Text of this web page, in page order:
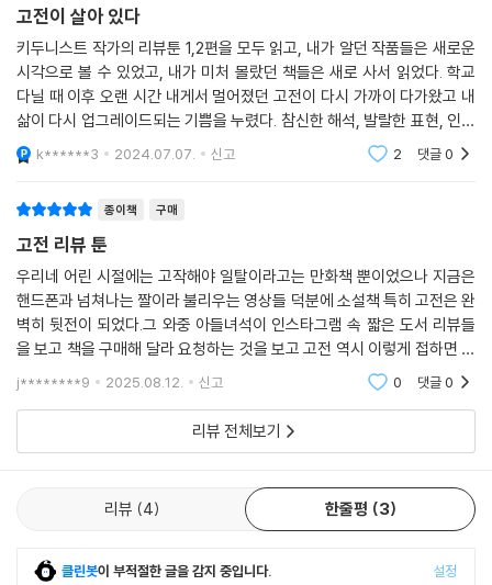
를 쓰고 싶은 충동을 느꼈다. 심지어 주변인들을 설득해 단체가입을 하고
싶었다!
어떤 경위로 그렇게 되었는지, 당신도 당장 가입하고 싶게끔 쓸 수 있지만
쓰지 않을 생각이다. 그렇게 해버리면 그건 AI가 던져준 깔끔한 답안지와
다를 바 없다. 그대여~ 직접 이 책을 읽어보시고, 이 책 속 작품들이 원작인
영화를 보시고, 드라마를 보시고 뮤지컬도 보시라. 우리가 평소 즐기고 있
물의 기원을 따라 산 속으로 들어가 바위를 타고, 나무뿌리에 걸려 넘어지
고, 곰을 만나 줄행랑도 치면서 겨우겨우 옹달샘을 만나보시라! 그리고 두
손으로 직접 그 물을 떠마셔 보시라! 같은 옹달샘이어도 우리가 마시는 물
맛은 제각각일지니!
여기에서 중요한 것은, 고전 애송이인 주제에 무작정 원작을 읽었더라면
이내 포기했을 내가 유머와 촌철살인, 인류애가 넘쳐나는 리뷰툰으로 시작
했기에 ‘좀 만만하게' 고전님들을 대할 수 있었다는 데 있다. 그리고 원작들
을 독파한 후 고전 고인물이 되어 고인물끼리 통하는 수준 높은 드립을 나
누고 싶어졌다는 것이다. 어깨를 우쭐우쭐 하면서!
하지만 그날은 사실상 상당히 먼 날이 될 것이기에 나는 욕심내지 않고 한
을 소개받을 예정이다. 그러다가 어느날 작가에게 메시지를 보낼 것이다.
고전이 살아 있다
키두니스트 작가의 리뷰툰 1,2편을 모두 읽고, 내가 알던 작품들은 새로운
시각으로 볼 수 있었고, 내가 미처 몰랐던 책들은 새로 사서 읽었다. 학교
다닐 때 이후 오랜 시간 내게서 멀어졌던 고전이 다시 가까이 다가왔고 내
삶이 다시 업그레이드되는 기쁨을 누렸다. 참신한 해석, 발랄한 표현, 인물
들의 성격이 살아있는 그림까지 모두 갖춘 훌륭한 책이다. 작가는 고전을
재해석해
k******3 2024.07.07. 신고 2 댓글0
종이책 구매
고전 리뷰 툰
우리네 어린 시절에는 고작해야 일탈이라고는 만화책 뿐이었으나 지금은
핸드폰과 넘쳐나는 짤이라 불리우는 영상들 덕분에 소설책 특히 고전은 완
벽히 뒷전이 되었다.그 와중 아들녀석이 인스타그램 속 짧은 도서 리뷰들
을 보고 책을 구매해 달라 요청하는 것을 보고 고전 역시 이렇게 접하면 조
금이나마 흥미를 일깨우지 않을까 싶어 구매함고등학생이라 더욱 독서시
간이 사라지기에 짧
j********9 2025.08.12. 신고 0 댓글0
리뷰 전체보기
리뷰 4 한줄평 3
클린봇이 부적절한 글을 감지 중입니다. 설정